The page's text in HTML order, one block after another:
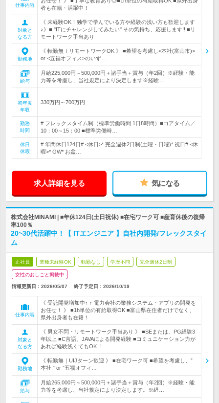
仕事内容
者も在籍・活躍中！
対象と
なる方
《 未経験OK！独学で学んでいる方や経験の浅い方も歓迎します
♪》■ "ITにチャレンジしてみたい" その気持ち、応援します!! ■リ
モートワーク手当あり
勤務地
《 転勤無ｌリモートワークOK 》 ■希望を考慮し<本社(富山市)>
or <五福オフィス>のいず…
給与
月給225,000円～500,000円＋諸手当＋賞与（年2回）※経験・能
力等を考慮し、当社規定により決定します※経験…
初年度
年収
330万円～700万円
勤務
時間
# フレックスタイム制（標準労働時間 1日8時間）■コアタイム／
10：00～15：00 ■標準労働時…
休日
休暇
# 年間休日124日# <休日>* 完全週休2日制(土曜・日曜)* 祝日# <休
暇>* GW* お盆…
求人詳細を見る 気になる
株式会社MINAMI | ■年休124日(土日祝休) ■在宅ワーク可 ■産育休後の復帰
率100％
20~30代活躍中！【 ITエンジニア 】自社内開発/フレックスタイ
ム
正社員 業種未経験OK 転勤なし 学歴不問 完全週休2日制
女性のおしごと掲載中
情報更新日：2026/05/07 終了予定日： 2026/10/19
仕事内容
《 受託開発増加中↑ ↑ 電力会社の業務システム・アプリの開発を
お任せ！ 》 ■1h単位の有給取得OK ■富山県在住者だけでなく、
県外出身者も在籍！
対象と
なる方
《 男女不問・リモートワーク手当あり 》 ■SEまたは、PG経験3
年以上 ■C言語、JAVAによる開発経験 ■コミュニケーション力が
あれば経験浅くてもOK ！
勤務地
《 転勤無｜UIJターン歓迎 》 ■在宅ワーク可 ■希望を考慮し、”
本社 ” or ”五福オフィ…
給与
月給265,000円～500,000円＋諸手当＋賞与（年2回）※経験・能
力等を考慮し、当社規定により決定します。※経…